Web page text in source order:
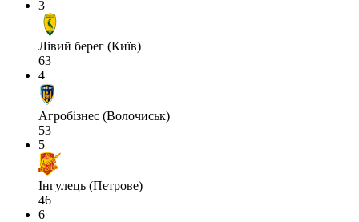
3
Лівий берег (Київ)
63
4
Агробізнес (Волочиськ)
53
5
Інгулець (Петрове)
46
6